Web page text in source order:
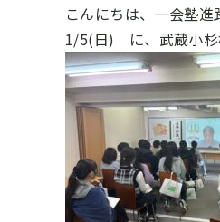
こんにちは、一会塾進
1/5(日) に、武蔵小杉